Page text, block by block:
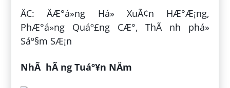
ÄC: ÄÆ°á»ng Há» XuÃ¢n HÆ°Æ¡ng,
PhÆ°á»ng Quáº£ng CÆ°, ThÃ nh phá»
Sáº§m SÆ¡n
NhÃ hÃ ng Tuáº¥n NÄm